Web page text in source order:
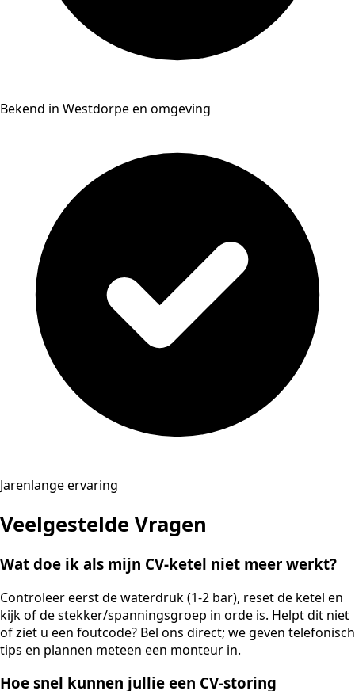
Bekend in Westdorpe en omgeving
Jarenlange ervaring
Veelgestelde Vragen
Wat doe ik als mijn CV-ketel niet meer werkt?
Controleer eerst de waterdruk (1-2 bar), reset de ketel en
kijk of de stekker/spanningsgroep in orde is. Helpt dit niet
of ziet u een foutcode? Bel ons direct; we geven telefonisch
tips en plannen meteen een monteur in.
Hoe snel kunnen jullie een CV-storing